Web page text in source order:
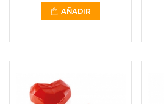
AÑADIR